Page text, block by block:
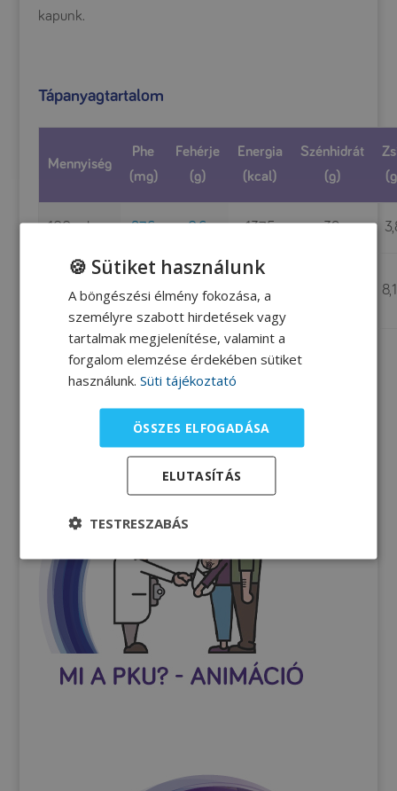
kapunk.
Tápanyagtartalom
Mennyiség
Phe
(mg)
Fehérje
(g)
Energia
(kcal)
Szénhidrát
(g)
100 ml 27,6 0,6 137,5 39
1 adag (kb.
215 ml)
59,3 1,29 295,6
🍪 Sütiket használunk
A böngészési élmény fokozása, a
személyre szabott hirdetések vagy
tartalmak megjelenítése, valamint a
forgalom elemzése érdekében sütiket
használunk. Süti tájékoztató
ÖSSZES ELFOGADÁSA
ELUTASÍTÁS
TESTRESZABÁS